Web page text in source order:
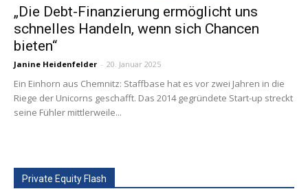
„Die Debt-Finanzierung ermöglicht uns
schnelles Handeln, wenn sich Chancen
bieten“
Janine Heidenfelder - 20. Januar 2025
Ein Einhorn aus Chemnitz: Staffbase hat es vor zwei Jahren in die
Riege der Unicorns geschafft. Das 2014 gegründete Start-up streckt
seine Fühler mittlerweile...
Private Equity Flash